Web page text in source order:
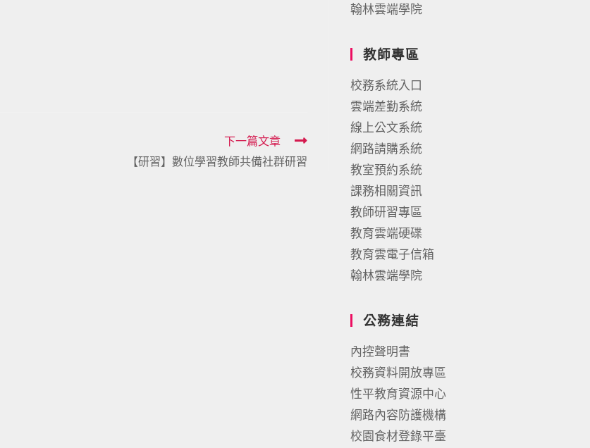
下一篇文章
【研習】數位學習教師共備社群研習
翰林雲端學院
教師專區
校務系統入口
雲端差勤系統
線上公文系統
網路請購系統
教室預約系統
課務相關資訊
教師研習專區
教育雲端硬碟
教育雲電子信箱
翰林雲端學院
公務連結
內控聲明書
校務資料開放專區
性平教育資源中心
網路內容防護機構
校園食材登錄平臺